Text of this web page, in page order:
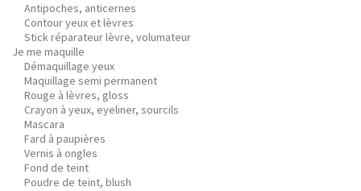
Antipoches, anticernes
Contour yeux et lèvres
Stick réparateur lèvre, volumateur
Je me maquille
Démaquillage yeux
Maquillage semi permanent
Rouge à lèvres, gloss
Crayon à yeux, eyeliner, sourcils
Mascara
Fard à paupières
Vernis à ongles
Fond de teint
Poudre de teint, blush